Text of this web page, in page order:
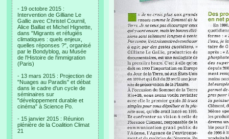
- 19 octobre 2015 :
Intervention de Gilliane Le
Gallic avec Christel Cournil,
Alice Baillat et Michel Hignette,
dans "Migrants et réfugiés
climatiques : quels enjeux,
quelles réponses ?", organisé
par le Bondyblog, au Musée
de l'Histoire de l'immigration
(Paris)
- 13 mars 2015 : Projection de
"Nuages au Paradis" et débat
dans le cadre d'un cycle de
séminaires sur
"développement durable et
cinéma" à Science Po.
- 15 janvier 2015 : Réunion
plénière de la Coalition Climat
21